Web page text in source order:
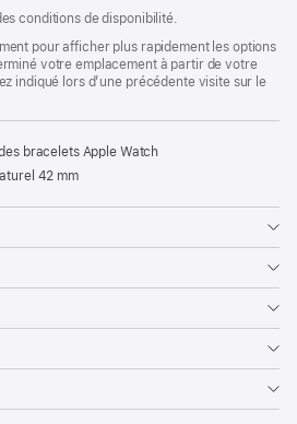
conditions de disponibilité.
pour afficher plus rapidement les options
votre emplacement à partir de votre
indiqué lors d’une précédente visite sur le
bracelets Apple Watch
42 mm